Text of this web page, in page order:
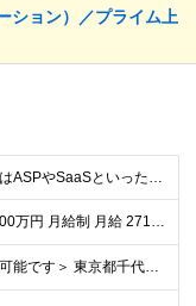
ション）／プライム上
・金融系システム、またはASPやSaaSといったプラットフォームサービスの要件定義・基本設計から一貫したシステム開発に携わった経験 ※上記に加え、以下いずれか必須 ・金融系自社プロダクトの設計開発管
■想定年収 430万円～1,200万円 月給制 月給 271,834円～ 【標準賞与】月給2か月分×年2回（合計年4か月分：6月/12月に支給） 【残業代】年収430万円の場合：基本給￥233,0
＜一部リモートワークが可能です＞ 東京都千代田区富士見2-10-2 飯田橋グラン・ブルーム ※受動喫煙対策：屋内喫煙可能場所あり ※変更の範囲：上記を除く当社関連勤務地